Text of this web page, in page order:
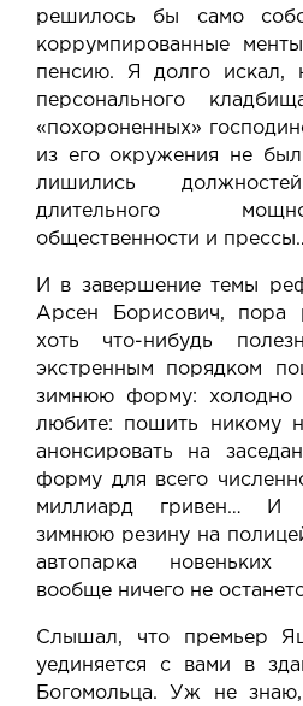
решилось бы само
коррумпированные
пенсию. Я долго
персонального
«похороненных»
из его окружения не
лишились
длительного
общественности и
И в завершение темы
Арсен Борисович, пора
хоть что-нибудь
экстренным порядком
зимнюю форму: холодно
любите: пошить никому
анонсировать на
форму для всего
миллиард гривен… И
зимнюю резину на
автопарка новеньких
вообще ничего не
Слышал, что премьер
уединяется с вами в
Богомольца. Уж не